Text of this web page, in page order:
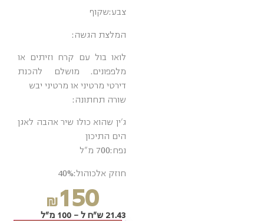
צבע:שקוף
המלצת הגשה:
לואו בול עם קרח וזיתים או
מלפפונים. מושלם להכנת
דירטי מרטיני או מרטיני יבש
שורה תחתונה:
ג'ין שהוא כולו שיר אהבה לאגן
הים התיכון
נפח:700 מ"ל
חוזק אלכוהול:40%
₪ 150
21.43 ש"ח ל - 100 מ"ל